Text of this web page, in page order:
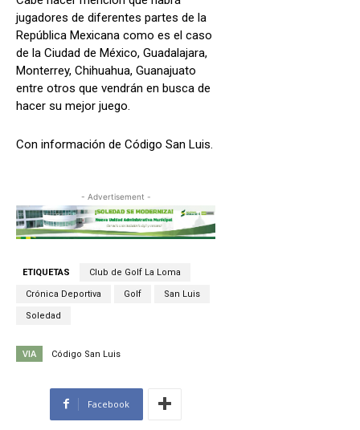
jugadores de diferentes partes de la
República Mexicana como es el caso
de la Ciudad de México, Guadalajara,
Monterrey, Chihuahua, Guanajuato
entre otros que vendrán en busca de
hacer su mejor juego.
Con información de Código San Luis.
- Advertisement -
ETIQUETAS Club de Golf La Loma
Crónica Deportiva Golf San Luis
Soledad
VIA Código San Luis
Facebook